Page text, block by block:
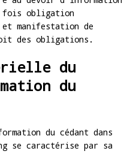
fois obligation
manifestation de
des obligations.
du
du
du cédant dans
se caractérise par sa